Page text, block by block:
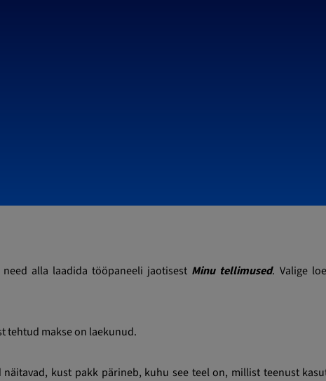
alla laadida tööpaneeli jaotisest Minu tellimused. Valige
tehtud makse on laekunud.
kust pakk pärineb, kuhu see teel on, millist teenust